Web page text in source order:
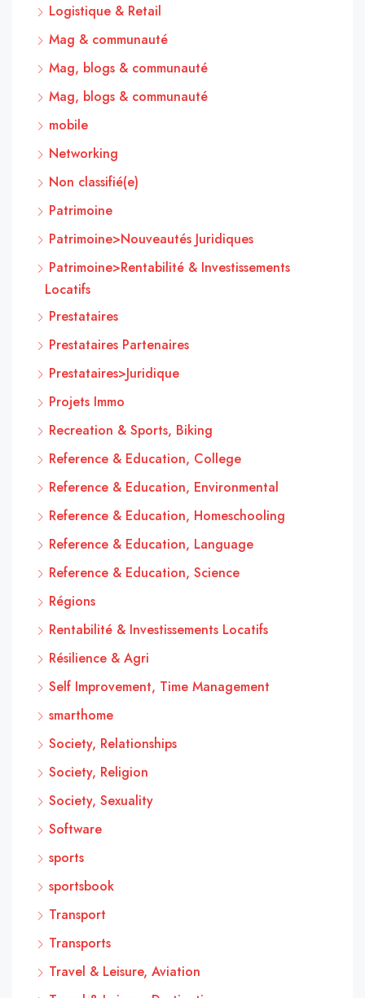
Logistique & Retail
Mag & communauté
Mag, blogs & communauté
Mag, blogs & communauté
mobile
Networking
Non classifié(e)
Patrimoine
Patrimoine>Nouveautés Juridiques
Patrimoine>Rentabilité & Investissements
Locatifs
Prestataires
Prestataires Partenaires
Prestataires>Juridique
Projets Immo
Recreation & Sports, Biking
Reference & Education, College
Reference & Education, Environmental
Reference & Education, Homeschooling
Reference & Education, Language
Reference & Education, Science
Régions
Rentabilité & Investissements Locatifs
Résilience & Agri
Self Improvement, Time Management
smarthome
Society, Relationships
Society, Religion
Society, Sexuality
Software
sports
sportsbook
Transport
Transports
Travel & Leisure, Aviation